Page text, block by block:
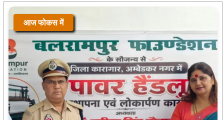
आज फोकस में